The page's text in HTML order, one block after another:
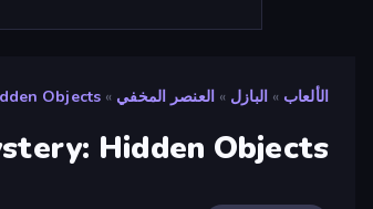
الألعاب » البازل » العنصر المخفي »
Objects
Hidden Objects